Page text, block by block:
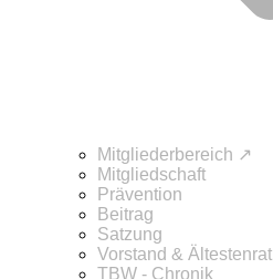
Mitgliederbereich ↗
Mitgliedschaft
Prävention
Beitrag
Satzung
Vorstand & Ältestenrat
TBW - Chronik